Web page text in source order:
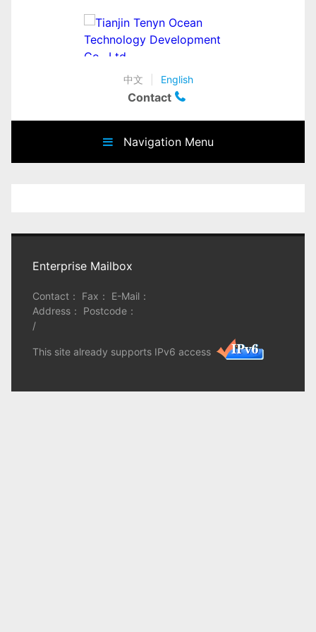
中文 English
Contact
Navigation Menu
Enterprise Mailbox
Contact： Fax： E-Mail：
Address： Postcode：
/
This site already supports IPv6 access